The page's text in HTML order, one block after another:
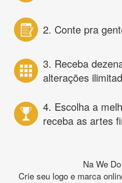
2. Conte pra
3. Receba
alterações
4. Escolha a
receba as artes
Na We
Crie seu logo e marca